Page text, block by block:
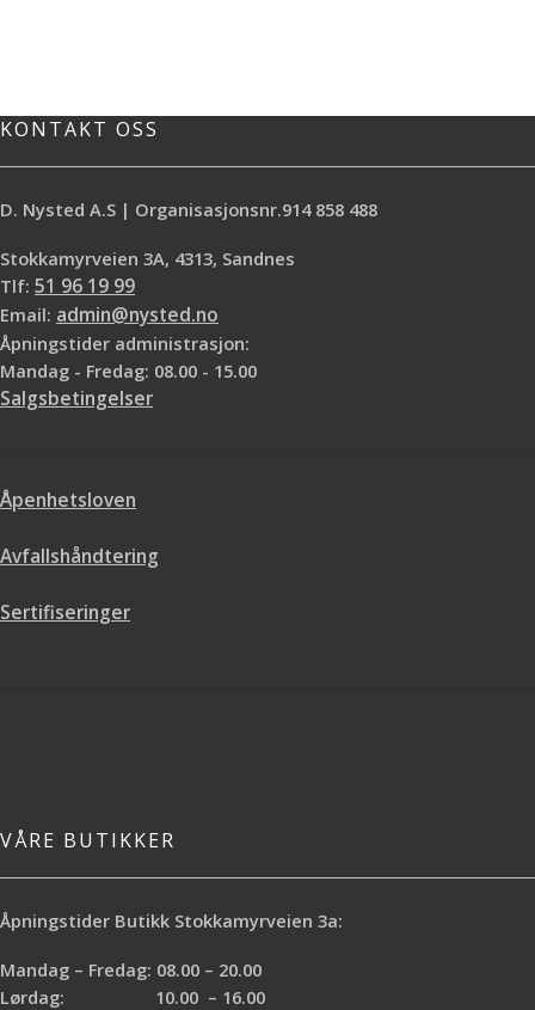
KONTAKT OSS
D. Nysted A.S | Organisasjonsnr.914 858 488
Stokkamyrveien 3A, 4313, Sandnes
Tlf: 51 96 19 99
Email: admin@nysted.no
Åpningstider administrasjon:
Mandag - Fredag: 08.00 - 15.00
Salgsbetingelser
Åpenhetsloven
Avfallshåndtering
Sertifiseringer
VÅRE BUTIKKER
Åpningstider Butikk Stokkamyrveien 3a:
Mandag – Fredag: 08.00 – 20.00
Lørdag: 10.00 – 16.00